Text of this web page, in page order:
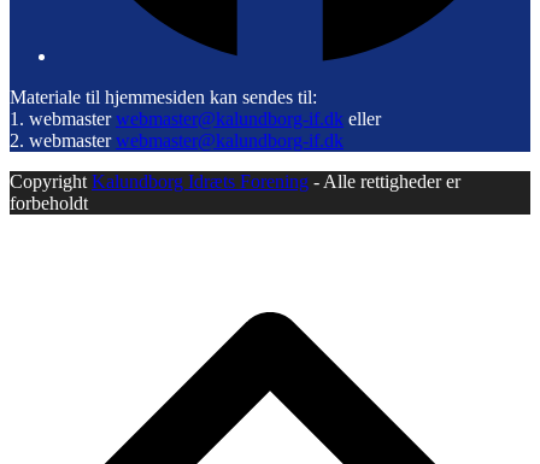
Materiale til hjemmesiden kan sendes til:
1. webmasterwebmaster@kalundborg-if.dk eller
2. webmasterwebmaster@kalundborg-if.dk
Copyright Kalundborg Idræts Forening - Alle rettigheder er
forbeholdt